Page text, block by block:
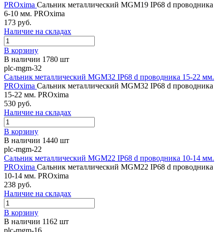
PROxima Сальник металлический MGM19 IP68 d проводника
6-10 мм. PROxima
173 руб.
Наличие на складах
В корзину
В наличии 1780 шт
plc-mgm-32
Сальник металлический MGM32 IP68 d проводника 15-22 мм.
PROxima Сальник металлический MGM32 IP68 d проводника
15-22 мм. PROxima
530 руб.
Наличие на складах
В корзину
В наличии 1440 шт
plc-mgm-22
Сальник металлический MGM22 IP68 d проводника 10-14 мм.
PROxima Сальник металлический MGM22 IP68 d проводника
10-14 мм. PROxima
238 руб.
Наличие на складах
В корзину
В наличии 1162 шт
plc-mgm-16